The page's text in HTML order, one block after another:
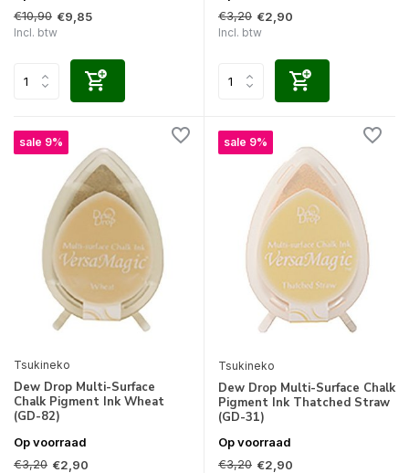
€10,90 €9,85
Incl. btw
€3,20 €2,90
Incl. btw
sale 9%
Tsukineko
Dew Drop Multi-Surface
Chalk Pigment Ink Wheat
(GD-82)
Op voorraad
€3,20 €2,90
sale 9%
Tsukineko
Dew Drop Multi-Surface Chalk
Pigment Ink Thatched Straw
(GD-31)
Op voorraad
€3,20 €2,90